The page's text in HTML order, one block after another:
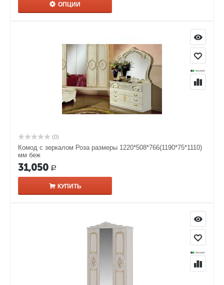
ОПЦИИ
(0)
Комод с зеркалом Роза размеры 1220*508*766(1190*75*1110)
мм беж
31,050 Р
КУПИТЬ